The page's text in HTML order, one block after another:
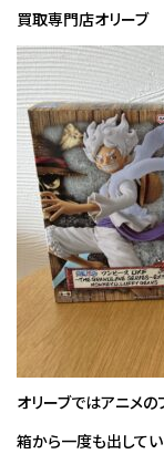
買取専門店オリーブ
オリーブではアニメの
箱から一度も出して